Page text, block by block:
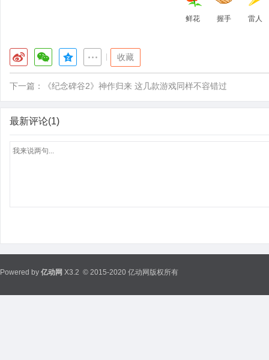
鲜花 握手 雷人
收藏
下一篇： 《纪念碑谷2》神作归来 这几款游戏同样不容错过
最新评论(1)
Powered by 亿动网 X3.2 © 2015-2020 亿动网版权所有